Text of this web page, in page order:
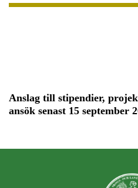
Anslag till stipendier,
ansök senast 15 september